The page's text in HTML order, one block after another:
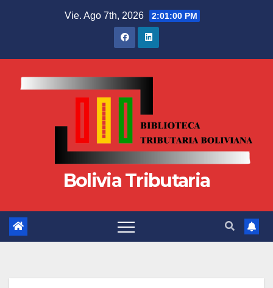
Vie. Ago 7th, 2026 2:01:00 PM
Bolivia Tributaria